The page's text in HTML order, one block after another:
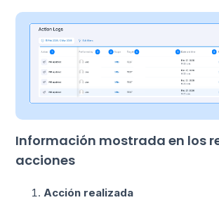
Información mostrada en los
acciones
Acción realizada